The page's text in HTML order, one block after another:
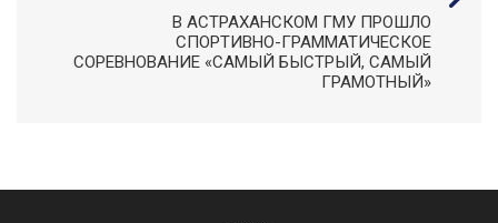
В АСТРАХАНСКОМ ГМУ ПРОШЛО
СПОРТИВНО-ГРАММАТИЧЕСКОЕ
СОРЕВНОВАНИЕ «САМЫЙ БЫСТРЫЙ, САМЫЙ
ГРАМОТНЫЙ»